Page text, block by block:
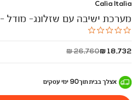
Calia Italia
מערכת ישיבה עם שזלונג- מודל - FLY
rating
החל
18,732 ₪
מחיר
26,760 ₪
אצלך בביתתוך90 ימי עסקים